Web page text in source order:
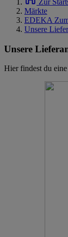
Zur
Märkte
EDEKA
Unsere
Unsere
Hier findest du